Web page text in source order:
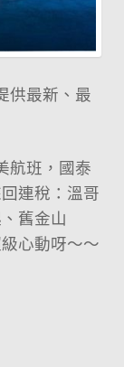
供最新、最
航班，國泰
連稅：溫哥
、舊金山
級心動呀～～